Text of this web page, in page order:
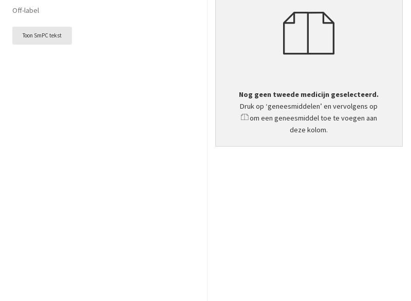
Off-label
Toon SmPC tekst
Nog geen tweede medicijn geselecteerd.
Druk op ‘geneesmiddelen’ en vervolgens op
om een geneesmiddel toe te voegen aan
deze kolom.